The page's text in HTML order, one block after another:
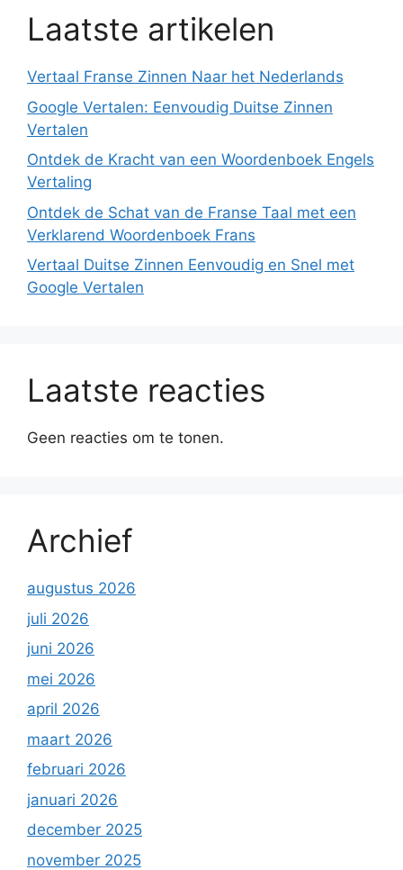
Laatste artikelen
Vertaal Franse Zinnen Naar het Nederlands
Google Vertalen: Eenvoudig Duitse Zinnen
Vertalen
Ontdek de Kracht van een Woordenboek Engels
Vertaling
Ontdek de Schat van de Franse Taal met een
Verklarend Woordenboek Frans
Vertaal Duitse Zinnen Eenvoudig en Snel met
Google Vertalen
Laatste reacties
Geen reacties om te tonen.
Archief
augustus 2026
juli 2026
juni 2026
mei 2026
april 2026
maart 2026
februari 2026
januari 2026
december 2025
november 2025